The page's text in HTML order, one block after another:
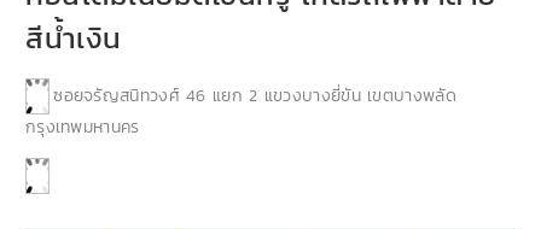
สีน้ำเงิน
ซอยจรัญสนิทวงศ์ 46 แยก 2 แขวงบางยี่ขัน เขตบางพลัด
กรุงเทพมหานคร